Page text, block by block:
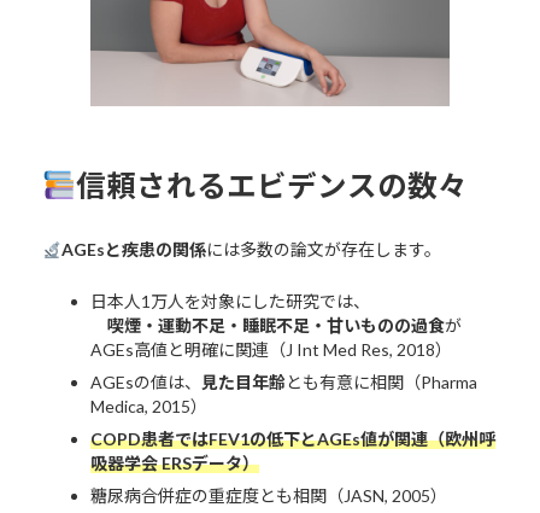
信頼されるエビデンスの数々
AGEsと疾患の関係には多数の論文が存在します。
日本人1万人を対象にした研究では、
喫煙・運動不足・睡眠不足・甘いものの過食が
AGEs高値と明確に関連（J Int Med Res, 2018）
AGEsの値は、
見た目年齢とも有意に相関（Pharma
Medica, 2015）
COPD患者ではFEV1の低下とAGEs値が関連（欧州呼
吸器学会 ERSデータ）
糖尿病合併症の重症度とも相関（JASN, 2005）